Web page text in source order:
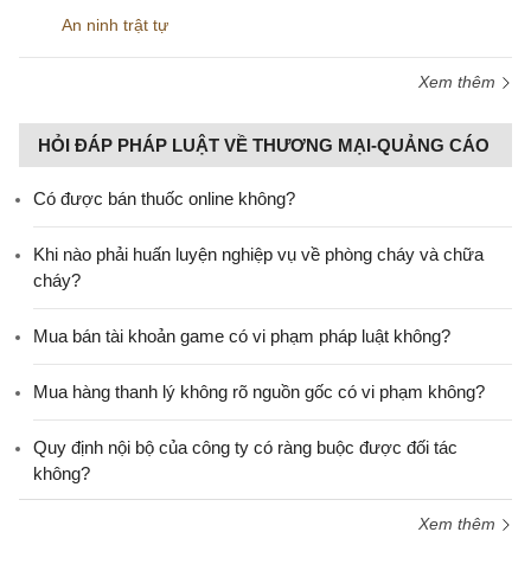
An ninh trật tự
Xem thêm
HỎI ĐÁP PHÁP LUẬT VỀ THƯƠNG MẠI-QUẢNG CÁO
Có được bán thuốc online không?
Khi nào phải huấn luyện nghiệp vụ về phòng cháy và chữa
cháy?
Mua bán tài khoản game có vi phạm pháp luật không?
Mua hàng thanh lý không rõ nguồn gốc có vi phạm không?
Quy định nội bộ của công ty có ràng buộc được đối tác
không?
Xem thêm